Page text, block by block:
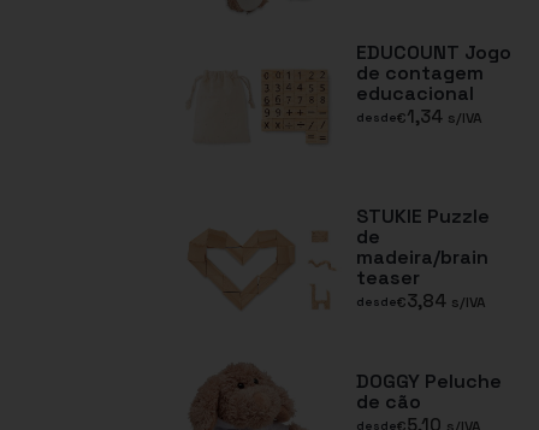
EDUCOUNT Jogo
de contagem
educacional
desde€1,34 s/IVA
STUKIE Puzzle
de
madeira/brain
teaser
desde€3,84 s/IVA
DOGGY Peluche
de cão
desde 5,10